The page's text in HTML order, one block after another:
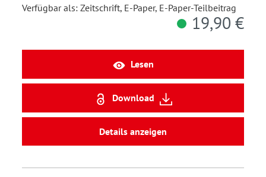
Verfügbar als: Zeitschrift, E-Paper, E-Paper-Teilbeitrag
19,90 €
Lesen
Download
Details anzeigen